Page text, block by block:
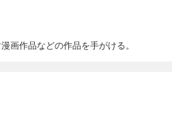
画作品などの作品を手がける。